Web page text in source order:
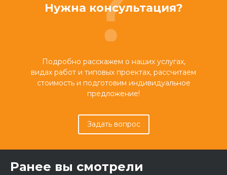
Нужна консультация?
Подробно расскажем о наших услугах,
видах работ и типовых проектах, рассчитаем
стоимость и подготовим индивидуальное
предложение!
Задать вопрос
Ранее вы смотрели